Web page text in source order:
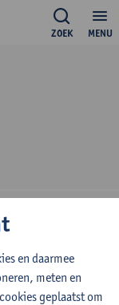
MENU
ZOEK
en daarmee
meten en
geplaatst om